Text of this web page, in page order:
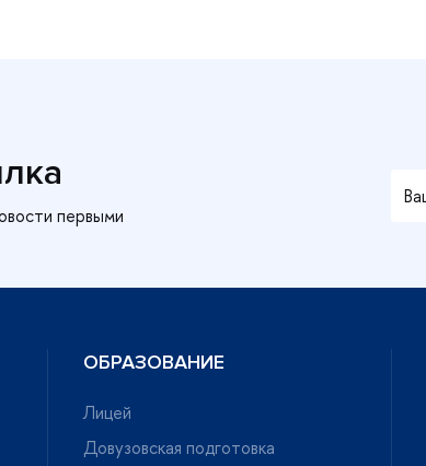
ОБРАЗОВАНИЕ
Лицей
Довузовская подготовка